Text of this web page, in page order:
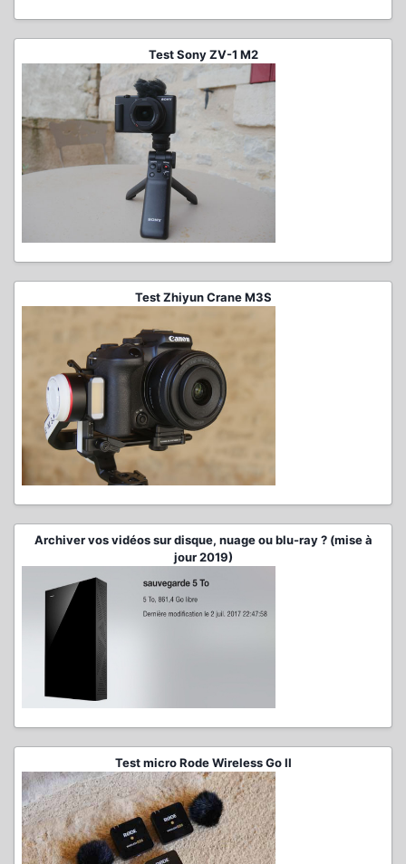
Test Sony ZV-1 M2
Test Zhiyun Crane M3S
Archiver vos vidéos sur disque, nuage ou blu-ray ? (mise à
jour 2019)
Test micro Rode Wireless Go II